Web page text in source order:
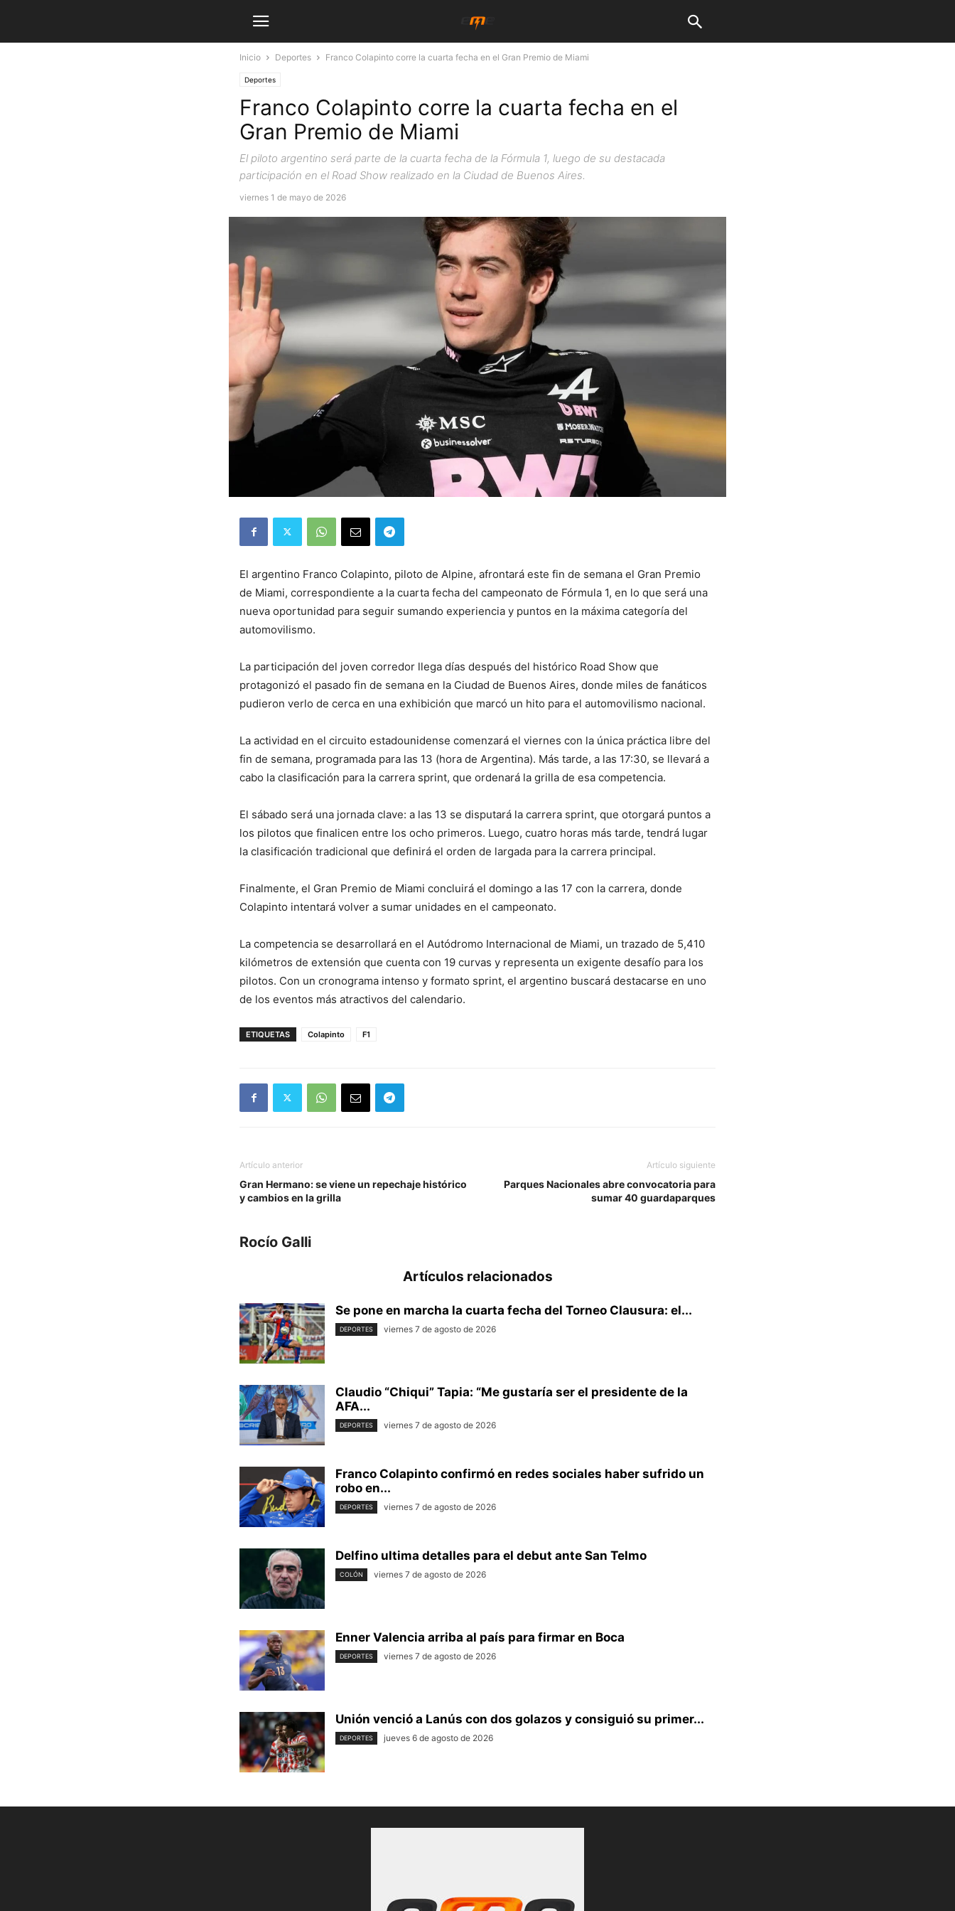
Inicio Deportes Franco Colapinto corre la cuarta fecha en el Gran Premio de Miami
Deportes
Franco Colapinto corre la cuarta fecha en el
Gran Premio de Miami
El piloto argentino será parte de la cuarta fecha de la Fórmula 1, luego de su destacada
participación en el Road Show realizado en la Ciudad de Buenos Aires.
viernes 1 de mayo de 2026
El argentino Franco Colapinto, piloto de Alpine, afrontará este fin de semana el Gran Premio
de Miami, correspondiente a la cuarta fecha del campeonato de Fórmula 1, en lo que será una
nueva oportunidad para seguir sumando experiencia y puntos en la máxima categoría del
automovilismo.
La participación del joven corredor llega días después del histórico Road Show que
protagonizó el pasado fin de semana en la Ciudad de Buenos Aires, donde miles de fanáticos
pudieron verlo de cerca en una exhibición que marcó un hito para el automovilismo nacional.
La actividad en el circuito estadounidense comenzará el viernes con la única práctica libre del
fin de semana, programada para las 13 (hora de Argentina). Más tarde, a las 17:30, se llevará a
cabo la clasificación para la carrera sprint, que ordenará la grilla de esa competencia.
El sábado será una jornada clave: a las 13 se disputará la carrera sprint, que otorgará puntos a
los pilotos que finalicen entre los ocho primeros. Luego, cuatro horas más tarde, tendrá lugar
la clasificación tradicional que definirá el orden de largada para la carrera principal.
Finalmente, el Gran Premio de Miami concluirá el domingo a las 17 con la carrera, donde
Colapinto intentará volver a sumar unidades en el campeonato.
La competencia se desarrollará en el Autódromo Internacional de Miami, un trazado de 5,410
kilómetros de extensión que cuenta con 19 curvas y representa un exigente desafío para los
pilotos. Con un cronograma intenso y formato sprint, el argentino buscará destacarse en uno
de los eventos más atractivos del calendario.
ETIQUETAS Colapinto F1
Artículo anterior
Gran Hermano: se viene un repechaje histórico
y cambios en la grilla
Artículo siguiente
Parques Nacionales abre convocatoria para
sumar 40 guardaparques
Rocío Galli
Artículos relacionados
Se pone en marcha la cuarta fecha del Torneo Clausura: el...
DEPORTES viernes 7 de agosto de 2026
Claudio “Chiqui” Tapia: “Me gustaría ser el presidente de la
AFA...
DEPORTES viernes 7 de agosto de 2026
Franco Colapinto confirmó en redes sociales haber sufrido un
robo en...
DEPORTES viernes 7 de agosto de 2026
Delfino ultima detalles para el debut ante San Telmo
COLÓN viernes 7 de agosto de 2026
Enner Valencia arriba al país para firmar en Boca
DEPORTES viernes 7 de agosto de 2026
Unión venció a Lanús con dos golazos y consiguió su primer...
DEPORTES jueves 6 de agosto de 2026